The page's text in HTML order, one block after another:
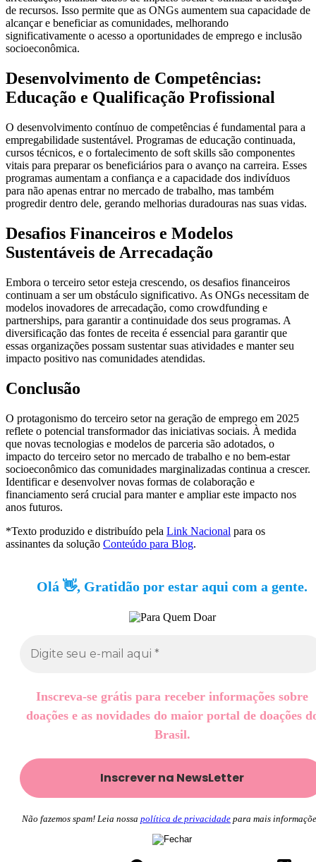
de recursos. Isso permite que as ONGs aumentem sua capacidade de
alcançar e beneficiar as comunidades, melhorando
significativamente o acesso a oportunidades de emprego e inclusão
socioeconômica.
Desenvolvimento de Competências:
Educação e Qualificação Profissional
O desenvolvimento contínuo de competências é fundamental para a
empregabilidade sustentável. Programas de educação continuada,
cursos técnicos, e o fortalecimento de soft skills são componentes
vitais para preparar os beneficiários para o avanço na carreira. Esses
programas aumentam a confiança e a capacidade dos indivíduos
para não apenas entrar no mercado de trabalho, mas também
progredir dentro dele, gerando melhorias duradouras nas suas vidas.
Desafios Financeiros e Modelos
Sustentáveis de Arrecadação
Embora o terceiro setor esteja crescendo, os desafios financeiros
continuam a ser um obstáculo significativo. As ONGs necessitam de
modelos inovadores de arrecadação, como crowdfunding e
partnerships, para garantir a continuidade dos seus programas. A
diversificação das fontes de receita é essencial para garantir que
essas organizações possam sustentar suas atividades e manter seu
impacto positivo nas comunidades atendidas.
Conclusão
O protagonismo do terceiro setor na geração de emprego em 2025
reflete o potencial transformador das iniciativas sociais. À medida
que novas tecnologias e modelos de parceria são adotados, o
impacto do terceiro setor no mercado de trabalho e no bem-estar
socioeconômico das comunidades marginalizadas continua a crescer.
Identificar e desenvolver novas formas de colaboração e
financiamento será crucial para manter e ampliar este impacto nos
anos futuros.
*Texto produzido e distribuído pela Link Nacional para os
assinantes da solução Conteúdo para Blog.
Olá 👋, Gratidão por estar aqui com a gente.
Inscreva-se grátis para receber informações sobre
doações e as novidades do maior portal de doações
Brasil.
Não fazemos spam! Leia nossa política de privacidade para mais